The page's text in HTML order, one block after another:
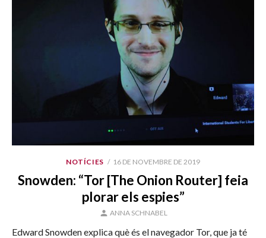
NOTÍCIES
PUBLICAT
16 DE NOVEMBRE DE 2019
Snowden: “Tor [The Onion Router] feia
plorar els espies”
AUTOR
ANNA SCHNABEL
Edward Snowden explica què és el navegador Tor, que ja té